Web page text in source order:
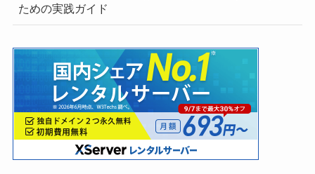
ための実践ガイド